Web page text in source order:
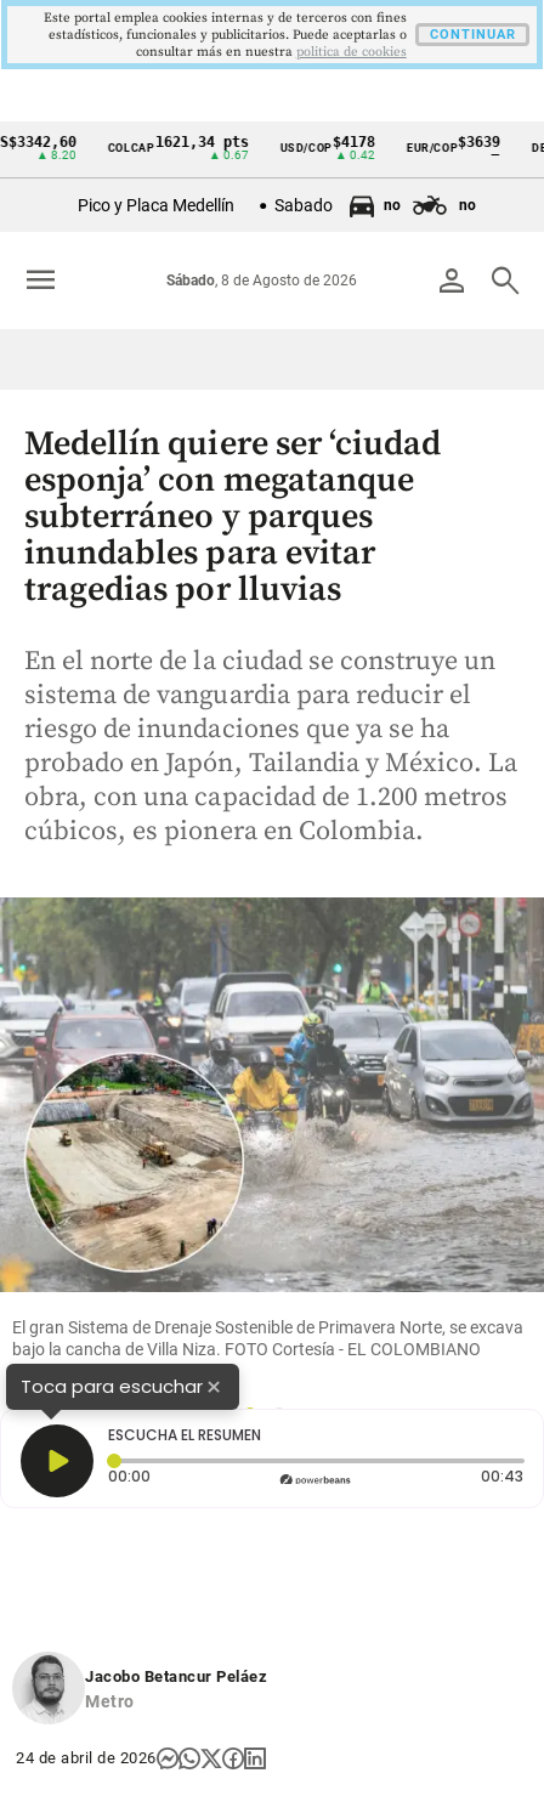
Cintillo
Colombia
COLCAP1621,34 pts USD/COP$4178
▲ 0.42
EUR/COP$3639
—
Pico y Placa Medellín Sabado no no
person search
Sábado, 8 de Agosto de 2026
menu
Medellín quiere ser ‘ciudad
esponja’ con megatanque
subterráneo y parques
inundables para evitar
tragedias por lluvias
En el norte de la ciudad se construye un
sistema de vanguardia para reducir el
riesgo de inundaciones que ya se ha
probado en Japón, Tailandia y México. La
obra, con una capacidad de 1.200 metros
cúbicos, es pionera en Colombia.
El gran Sistema de Drenaje Sostenible de Primavera Norte, se excava
bajo la cancha de Villa Niza. FOTO Cortesía - EL COLOMBIANO
Toca para escuchar×
ESCUCHA EL RESUMEN
00:00 Tiempo transcurrido: 0 segundos 00:43
Jacobo Betancur Peláez
Metro
24 de abril de 2026
Este portal emplea cookies internas y de terceros con fines
estadísticos, funcionales y publicitarios. Puede aceptarlas o
consultar más en nuestra politica de cookies
CONTINUAR